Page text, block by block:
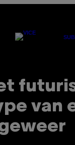
van